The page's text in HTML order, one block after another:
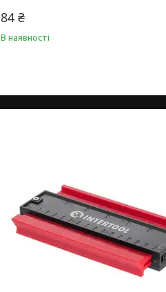
84 ₴
В наявності